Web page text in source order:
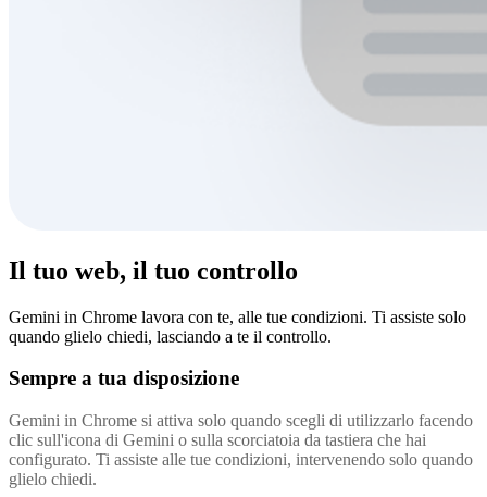
Il tuo web, il tuo controllo
Gemini in Chrome lavora con te, alle tue condizioni. Ti assiste solo
quando glielo chiedi, lasciando a te il controllo.
Sempre a tua disposizione
Gemini in Chrome si attiva solo quando scegli di utilizzarlo facendo
clic sull'icona di Gemini o sulla scorciatoia da tastiera che hai
configurato. Ti assiste alle tue condizioni, intervenendo solo quando
glielo chiedi.